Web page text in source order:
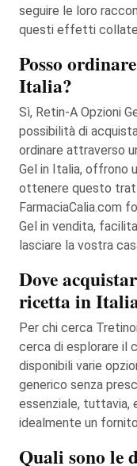
seguire le loro
questi effetti
Posso
Italia?
Sì, Retin-A Opzioni
possibilità di
ordinare attraverso
Gel in Italia, offrono
ottenere questo
FarmaciaCalia.com
Gel in vendita,
lasciare la vostra
Dove
ricetta in
Per chi cerca
cerca di esplorare il
disponibili varie
generico senza
essenziale, tuttavia,
idealmente un
Quali sono le